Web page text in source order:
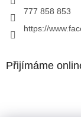
777 858 853
https://
Přijímáme